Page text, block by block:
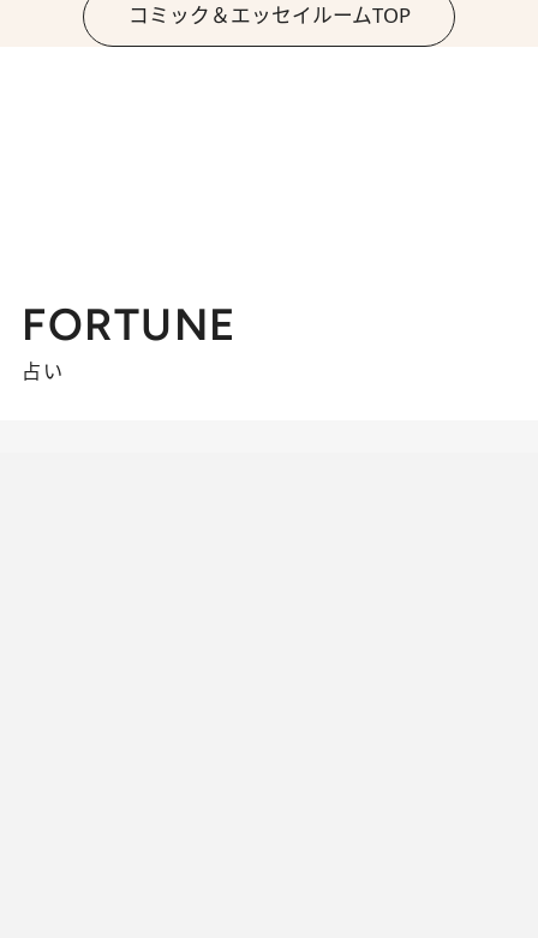
コミック＆エッセイルームTOP
FORTUNE
占い